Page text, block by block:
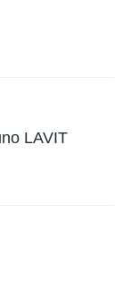
LAVIT